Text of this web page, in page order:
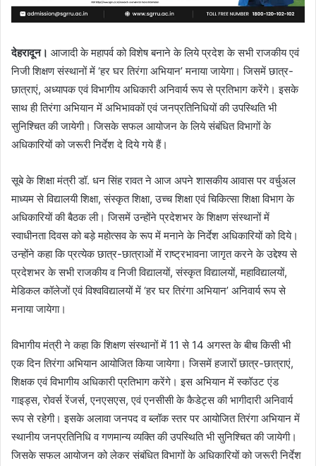
देहरादून। आजादी के महापर्व को विशेष बनाने के लिये प्रदेश के सभी राजकीय एवं
निजी शिक्षण संस्थानों में ‘हर घर तिरंगा अभियान’ मनाया जायेगा। जिसमें छात्र-
छात्राएं, अध्यापक एवं विभागीय अधिकारी अनिवार्य रूप से प्रतिभाग करेंगे। इसके
साथ ही तिरंगा अभियान में अभिभावकों एवं जनप्रतिनिधियों की उपस्थिति भी
सुनिश्चित की जायेगी। जिसके सफल आयोजन के लिये संबंधित विभागों के
अधिकारियों को जरूरी निर्देश दे दिये गये हैं।
सूबे के शिक्षा मंत्री डॉ. धन सिंह रावत ने आज अपने शासकीय आवास पर वर्चुअल
माध्यम से विद्यालयी शिक्षा, संस्कृत शिक्षा, उच्च शिक्षा एवं चिकित्सा शिक्षा विभाग के
अधिकारियों की बैठक ली। जिसमें उन्होंने प्रदेशभर के शिक्षण संस्थानों में
स्वाधीनता दिवस को बड़े महोत्सव के रूप में मनाने के निर्देश अधिकारियों को दिये।
उन्होंने कहा कि प्रत्येक छात्र-छात्राओं में राष्ट्रभावना जागृत करने के उद्देश्य से
प्रदेशभर के सभी राजकीय व निजी विद्यालयों, संस्कृत विद्यालयों, महाविद्यालयों,
मेडिकल कॉलेजों एवं विश्वविद्यालयों में ‘हर घर तिरंगा अभियान’ अनिवार्य रूप से
मनाया जायेगा।
विभागीय मंत्री ने कहा कि शिक्षण संस्थानों में 11 से 14 अगस्त के बीच किसी भी
एक दिन तिरंगा अभियान आयोजित किया जायेगा। जिसमें हजारों छात्र-छात्राएं,
शिक्षक एवं विभागीय अधिकारी प्रतिभाग करेंगे। इस अभियान में स्कॉउट एंड
गाइड्स, रोवर्स रेंजर्स, एनएसएस, एवं एनसीसी के कैडेट्स की भागीदारी अनिवार्य
रूप से रहेगी। इसके अलावा जनपद व ब्लॉक स्तर पर आयोजित तिरंगा अभियान में
स्थानीय जनप्रतिनिधि व गणमान्य व्यक्ति की उपस्थिति भी सुनिश्चित की जायेगी।
जिसके सफल आयोजन को लेकर संबंधित विभागों के अधिकारियों को जरूरी निर्देश